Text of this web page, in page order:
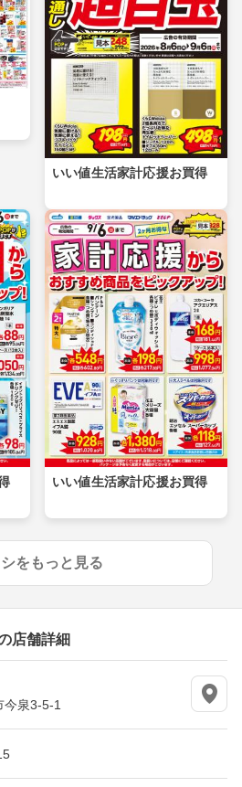
いい値生活家計応援お買得
いい値生活家計応援お買得
をもっと見る
店舗詳細
今泉3-5-1